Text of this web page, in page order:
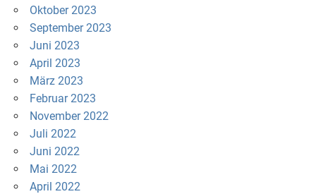
Oktober 2023
September 2023
Juni 2023
April 2023
März 2023
Februar 2023
November 2022
Juli 2022
Juni 2022
Mai 2022
April 2022